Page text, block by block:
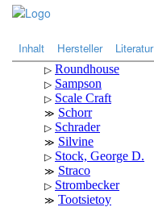
Inhalt Hersteller Literatur